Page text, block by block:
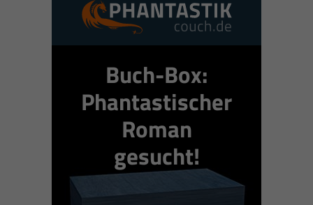
Buch-Box:
Phantastischer
Roman
gesucht!